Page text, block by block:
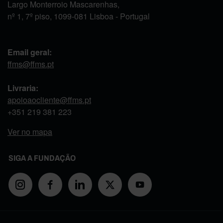
Largo Monterroio Mascarenhas,
nº 1, 7º piso, 1099-081 Lisboa - Portugal
Email geral:
ffms@ffms.pt
Livraria:
apoioaocliente@ffms.pt
+351 219 381 223
Ver no mapa
SIGA A FUNDAÇÃO